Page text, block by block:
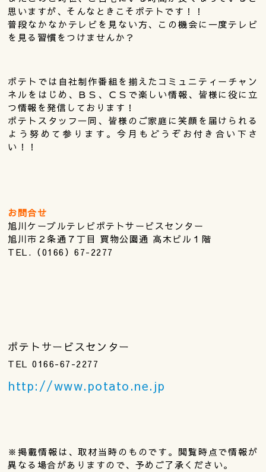
思いますが、そんなときこそポテトです！！
普段なかなかテレビを見ない方、この機会に一度テレビ
を見る習慣をつけませんか？
ポテトでは自社制作番組を揃えたコミュニティーチャン
ネルをはじめ、ＢＳ、ＣＳで楽しい情報、皆様に役に立
つ情報を発信しております！
ポテトスタッフ一同、皆様のご家庭に笑顔を届けられる
よう努めて参ります。今月もどうぞお付き合い下さ
い！！
お問合せ
旭川ケーブルテレビポテトサービスセンター
旭川市２条通７丁目 買物公園通 高木ビル１階
TEL.（0166）67-2277
ポテトサービスセンター
TEL 0166-67-2277
http://www.potato.ne.jp
※掲載情報は、取材当時のものです。閲覧時点で情報が
異なる場合がありますので、予めご了承ください。